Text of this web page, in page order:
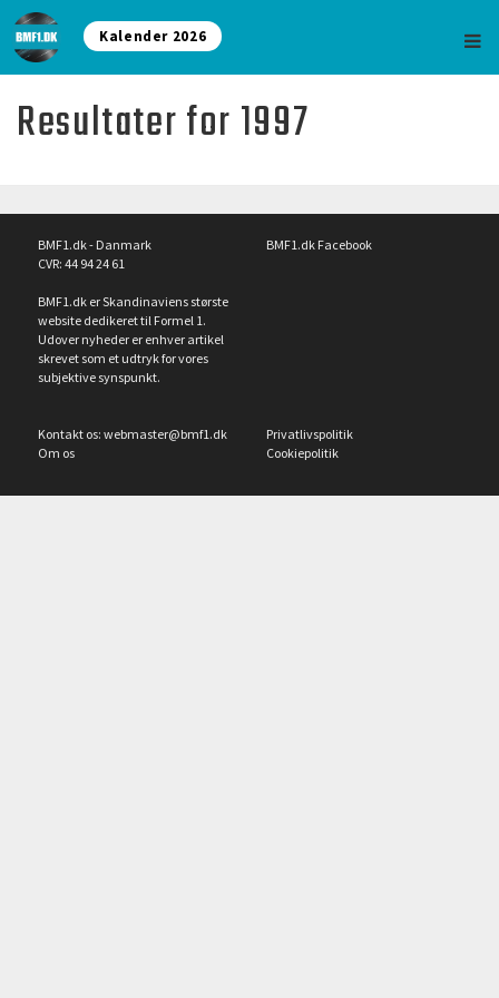
Kalender 2026
Resultater for 1997
BMF1.dk - Danmark
CVR: 44 94 24 61
BMF1.dk er Skandinaviens største
website dedikeret til Formel 1.
Udover nyheder er enhver artikel
skrevet som et udtryk for vores
subjektive synspunkt.
BMF1.dk Facebook
Kontakt os: webmaster@bmf1.dk
Om os
Privatlivspolitik
Cookiepolitik